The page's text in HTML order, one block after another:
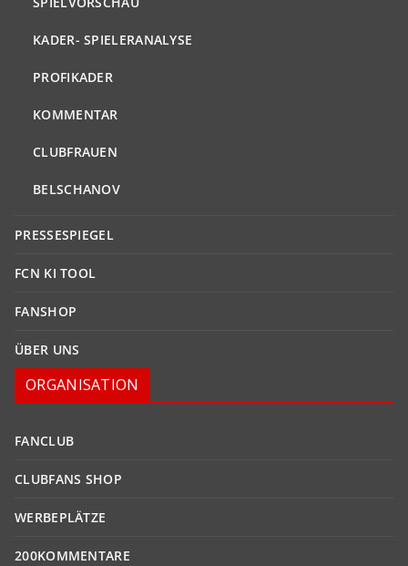
KADER- SPIELERANALYSE
PROFIKADER
KOMMENTAR
CLUBFRAUEN
BELSCHANOV
PRESSESPIEGEL
FCN KI TOOL
FANSHOP
ÜBER UNS
ORGANISATION
FANCLUB
CLUBFANS SHOP
WERBEPLÄTZE
200KOMMENTARE